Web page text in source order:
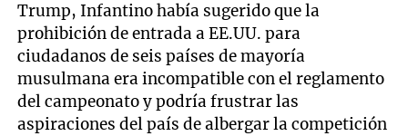
Trump, Infantino había sugerido que la
prohibición de entrada a EE.UU. para
ciudadanos de seis países de mayoría
musulmana era incompatible con el reglamento
del campeonato y podría frustrar las
aspiraciones del país de albergar la competición